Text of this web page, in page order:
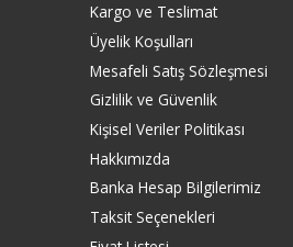
Kargo ve Teslimat
Üyelik Koşulları
Mesafeli Satış Sözleşmesi
Gizlilik ve Güvenlik
Kişisel Veriler Politikası
Hakkımızda
Banka Hesap Bilgilerimiz
Taksit Seçenekleri